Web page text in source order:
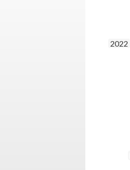
2022